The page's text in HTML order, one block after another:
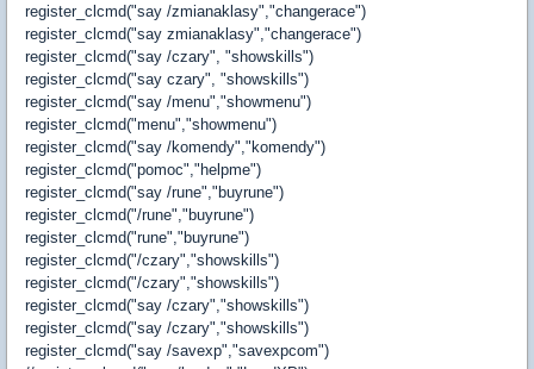
register_clcmd("say /zmianaklasy","changerace")
register_clcmd("say zmianaklasy","changerace")
register_clcmd("say /czary", "showskills")
register_clcmd("say czary", "showskills")
register_clcmd("say /menu","showmenu")
register_clcmd("menu","showmenu")
register_clcmd("say /komendy","komendy")
register_clcmd("pomoc","helpme")
register_clcmd("say /rune","buyrune")
register_clcmd("/rune","buyrune")
register_clcmd("rune","buyrune")
register_clcmd("/czary","showskills")
register_clcmd("/czary","showskills")
register_clcmd("say /czary","showskills")
register_clcmd("say /czary","showskills")
register_clcmd("say /savexp","savexpcom")